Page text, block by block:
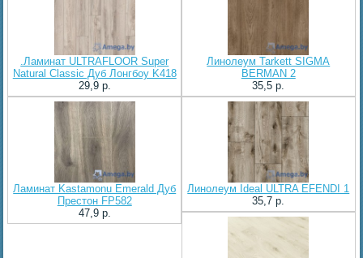
.Ламинат ULTRAFLOOR Super
Natural Classic Дуб Лонгбоу K418
29,9 p.
Линолеум Tarkett SIGMA
BERMAN 2
35,5 p.
Ламинат Kastamonu Emerald Дуб
Престон FP582
47,9 p.
Линолеум Ideal ULTRA EFENDI 1
35,7 p.